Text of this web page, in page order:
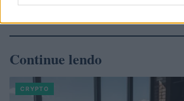
Continue lendo
CRYPTO